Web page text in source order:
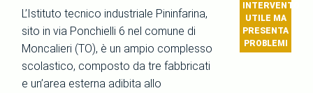
L’Istituto tecnico industriale Pininfarina,
sito in via Ponchielli 6 nel comune di
Moncalieri (TO), è un ampio complesso
scolastico, composto da tre fabbricati
e un’area esterna adibita allo
INTERVENTO
UTILE MA
PRESENTA
PROBLEMI